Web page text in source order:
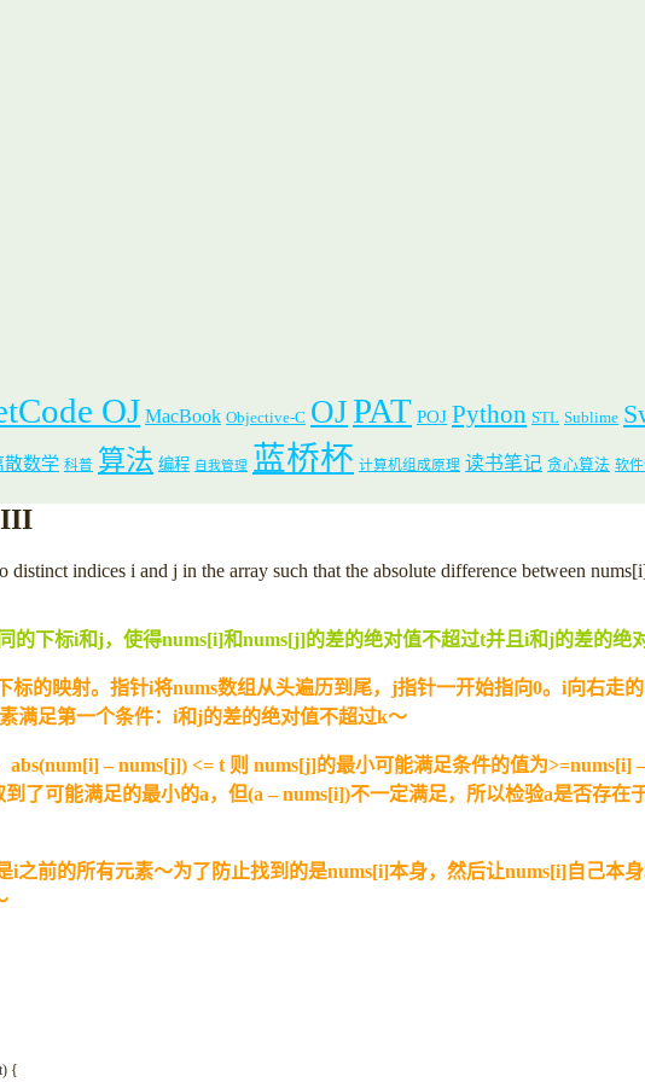
OJ MacBook Objective-C OJPAT POJ Python STL Sublime
散数学 科普 算法 编程 自我管理 蓝桥杯 计算机组成原理 读书笔记 贪心算法 软
III
indices i and j in the array such that the absolute difference between
的下标i和j，使得nums[i]和nums[j]的差的绝对值不超过t并且i和j的差的绝
标的映射。指针i将nums数组从头遍历到尾，j指针一开始指向0。i向右走
满足第一个条件：i和j的差的绝对值不超过k～
– nums[j]) <= t 则 nums[j]的最小可能满足条件的值为
了可能满足的最小的a，但(a – nums[i])不一定满足，所以检验a是否存在
i之前的所有元素～为了防止找到的是nums[i]本身，然后让nums[i]自己本
t) {